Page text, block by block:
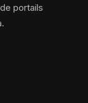
portails